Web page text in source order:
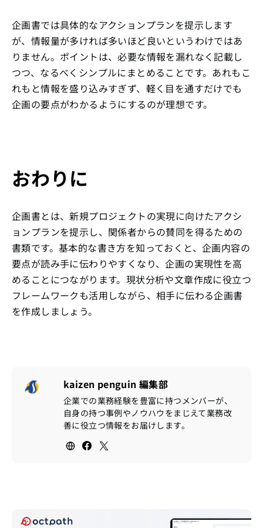
企画書では具体的なアクションプランを提示します
が、情報量が多ければ多いほど良いというわけではあ
りません。ポイントは、必要な情報を漏れなく記載し
つつ、なるべくシンプルにまとめることです。あれもこ
れもと情報を盛り込みすぎず、軽く目を通すだけでも
企画の要点がわかるようにするのが理想です。
おわりに
企画書とは、新規プロジェクトの実現に向けたアクシ
ョンプランを提示し、関係者からの賛同を得るための
書類です。基本的な書き方を知っておくと、企画内容の
要点が読み手に伝わりやすくなり、企画の実現性を高
めることにつながります。現状分析や文章作成に役立つ
フレームワークも活用しながら、相手に伝わる企画書
を作成しましょう。
kaizen penguin 編集部
企業での業務経験を豊富に持つメンバーが、
自身の持つ事例やノウハウをまじえて業務改
善に役立つ情報をお届けします。